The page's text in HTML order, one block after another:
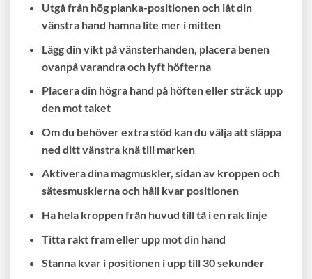
Utgå från hög planka-positionen och låt din
vänstra hand hamna lite mer i mitten
Lägg din vikt på vänsterhanden, placera benen
ovanpå varandra och lyft höfterna
Placera din högra hand på höften eller sträck upp
den mot taket
Om du behöver extra stöd kan du välja att släppa
ned ditt vänstra knä till marken
Aktivera dina magmuskler, sidan av kroppen och
sätesmusklerna och håll kvar positionen
Ha hela kroppen från huvud till tå i en rak linje
Titta rakt fram eller upp mot din hand
Stanna kvar i positionen i upp till 30 sekunder